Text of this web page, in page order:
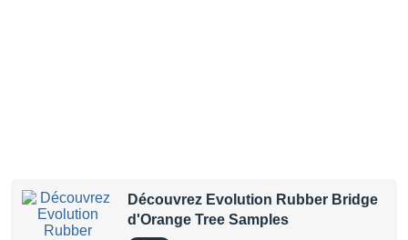
Découvrez Evolution Rubber Bridge
d'Orange Tree Samples